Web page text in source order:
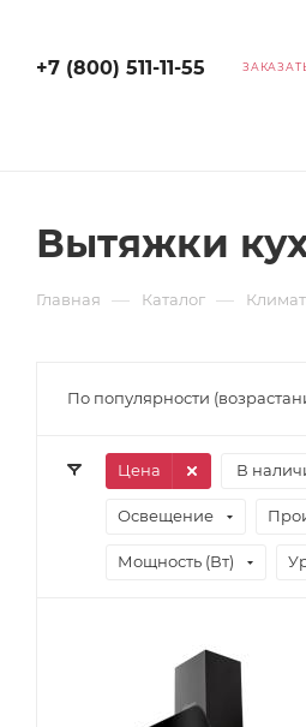
+7 (800) 511-11-55
Вытяжки
Главная — Каталог —
По популярности
Цена В
Освещение
Мощность (Вт)